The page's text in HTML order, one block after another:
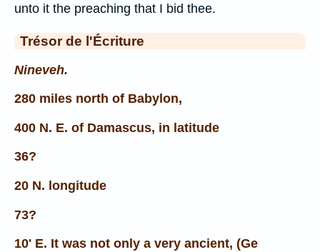
unto it the preaching that I bid thee.
Trésor de l'Écriture
Nineveh.
280 miles north of Babylon,
400 N. E. of Damascus, in latitude
36?
20 N. longitude
73?
10' E. It was not only a very ancient, (Ge